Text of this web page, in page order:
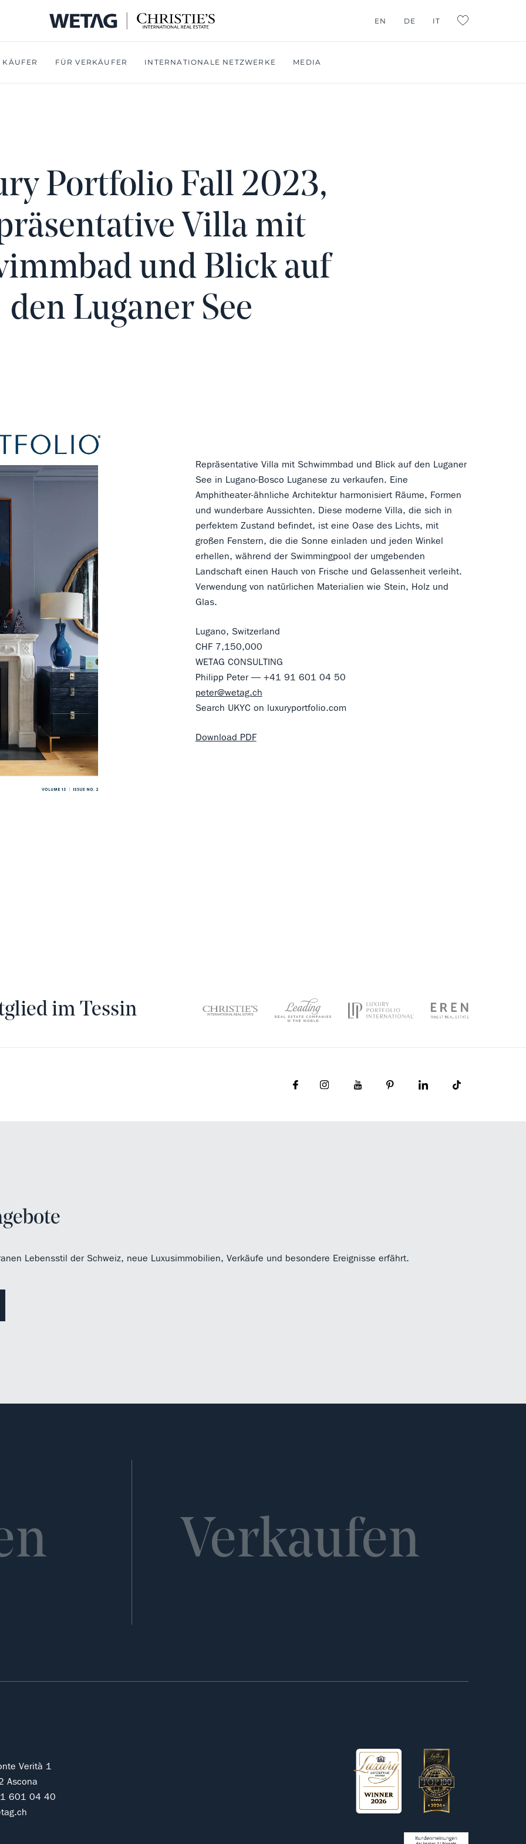
EN DE IT
KÄUFER FÜR VERKÄUFER INTERNATIONALE NETZWERKE MEDIA
Portfolio Fall 2023,
Villa mit
und Blick auf
den Luganer See
Repräsentative Villa mit Schwimmbad und Blick auf den Luganer
See in Lugano-Bosco Luganese zu verkaufen. Eine
Amphitheater-ähnliche Architektur harmonisiert Räume, Formen
und wunderbare Aussichten. Diese moderne Villa, die sich in
perfektem Zustand befindet, ist eine Oase des Lichts, mit
großen Fenstern, die die Sonne einladen und jeden Winkel
erhellen, während der Swimmingpool der umgebenden
Landschaft einen Hauch von Frische und Gelassenheit verleiht.
Verwendung von natürlichen Materialien wie Stein, Holz und
Glas.
Lugano, Switzerland
CHF 7,150,000
WETAG CONSULTING
Philipp Peter — +41 91 601 04 50
peter@wetag.ch
Search UKYC on luxuryportfolio.com
Download PDF
im Tessin
Lebensstil der Schweiz, neue Luxusimmobilien, Verkäufe und besondere Ereignisse erfährt.
Verkaufen
Verità 1
Ascona
601 04 40
Kundenbewertungen und Erfahrungen zu
Wetag Consulting
Empfehlungen auf